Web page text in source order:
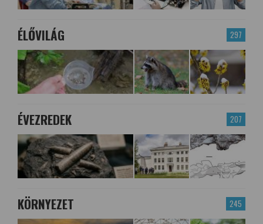
297
ÉLŐVILÁG
207
ÉVEZREDEK
245
KÖRNYEZET